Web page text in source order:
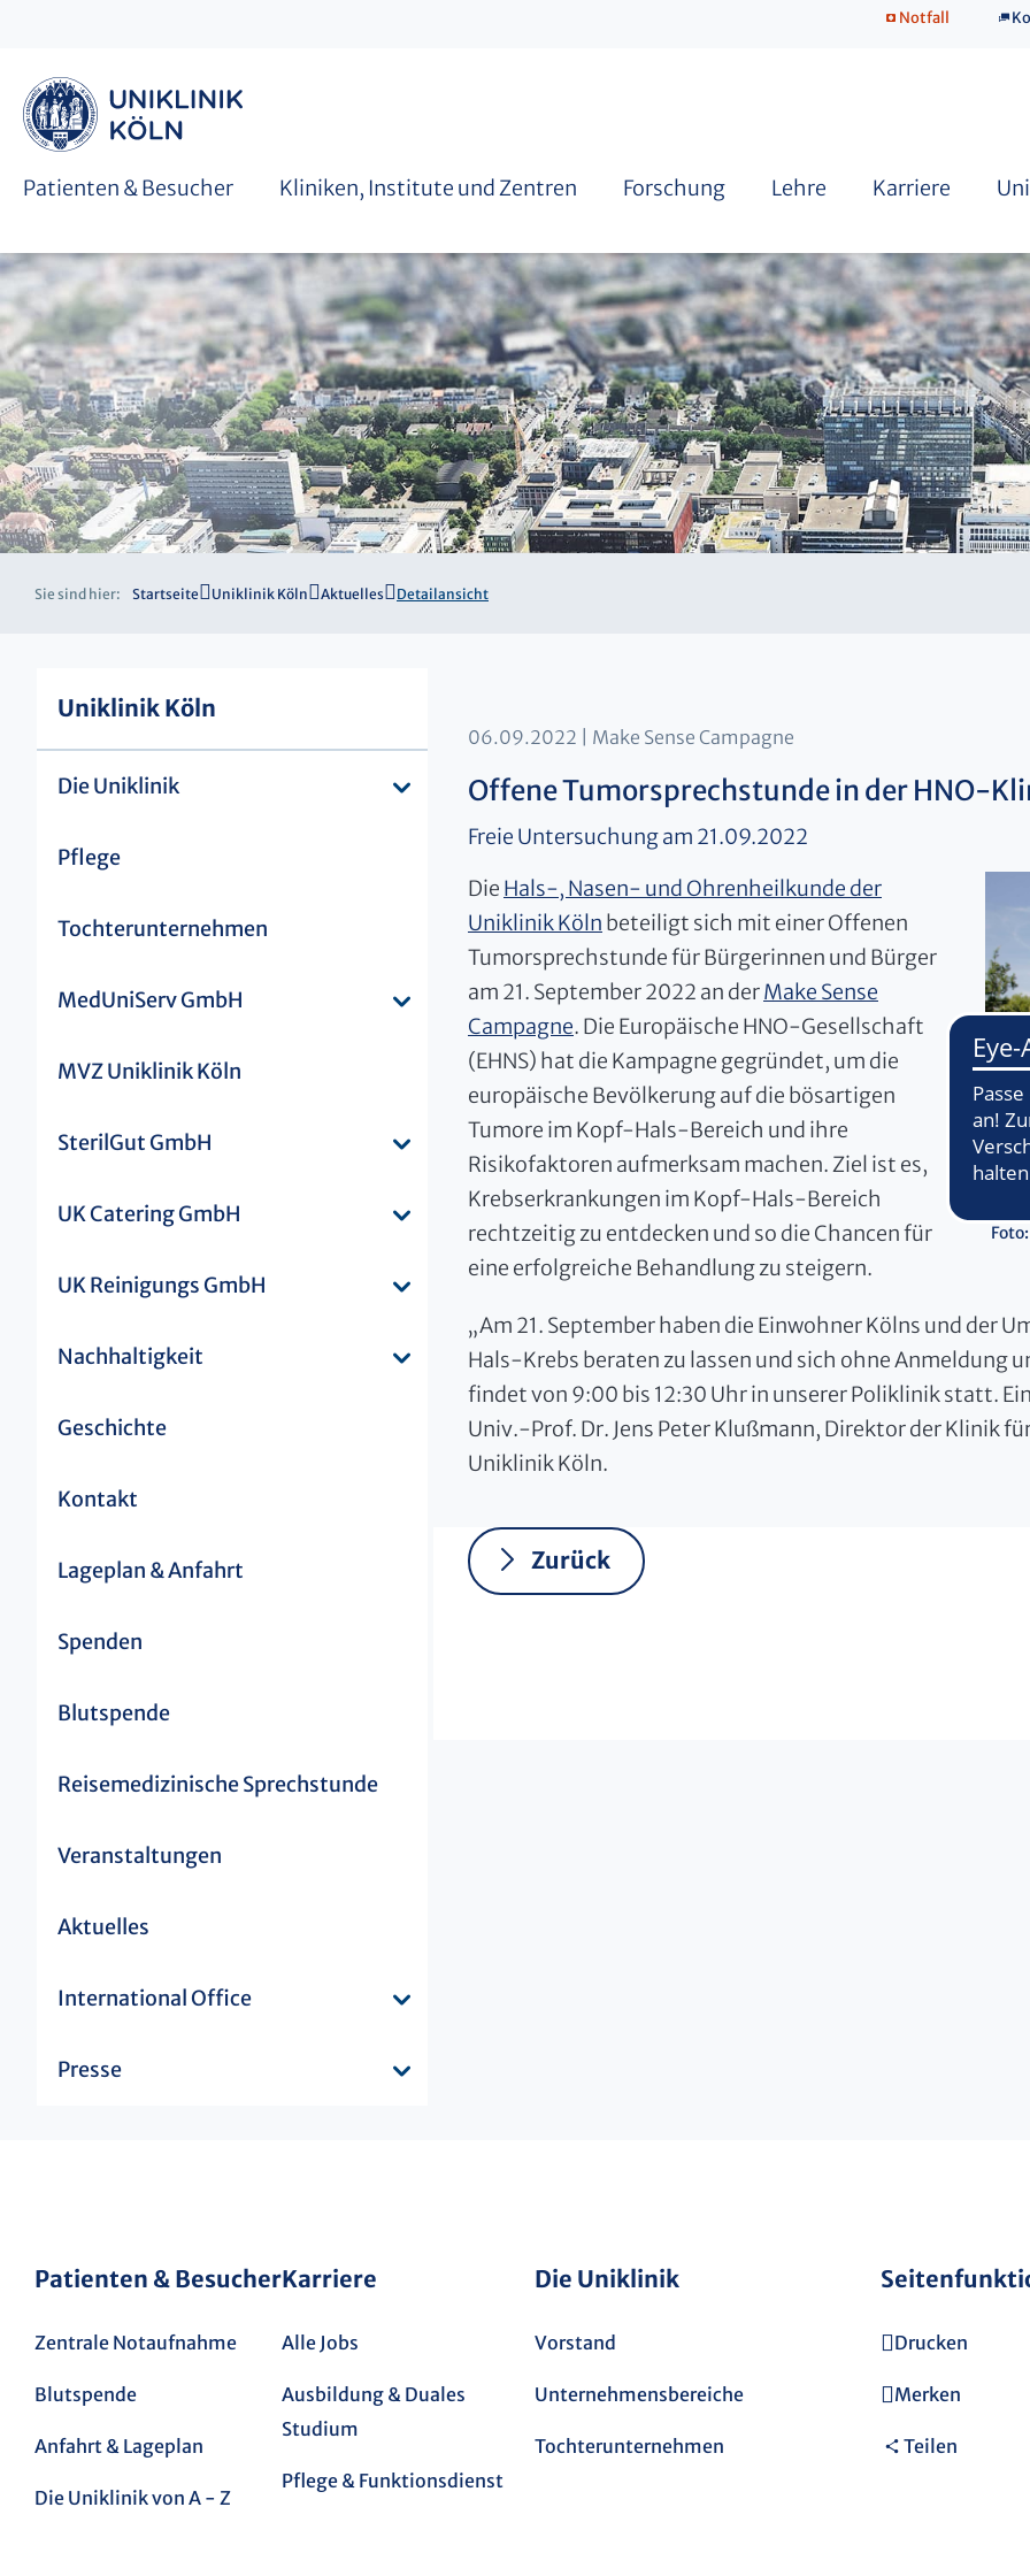
Notfall
Patienten & Besucher Kliniken, Institute und Zentren Forschung Lehre Karriere
Sie sind hier: Startseite Uniklinik Köln Aktuelles Detailansicht
Uniklinik Köln
Die Uniklinik
Pflege
Tochterunternehmen
MedUniServ GmbH
MVZ Uniklinik Köln
SterilGut GmbH
UK Catering GmbH
UK Reinigungs GmbH
Nachhaltigkeit
Geschichte
Kontakt
Lageplan & Anfahrt
Spenden
Blutspende
Reisemedizinische Sprechstunde
Veranstaltungen
Aktuelles
International Office
Presse
06.09.2022 Make Sense Campagne
Offene Tumorsprechstunde in der HNO-
Freie Untersuchung am 21.09.2022
Die Hals-, Nasen- und Ohrenheilkunde der
Uniklinik Köln beteiligt sich mit einer Offenen
Tumorsprechstunde für Bürgerinnen und Bürger
am 21. September 2022 an derMake Sense
Campagne. Die Europäische HNO-Gesellschaft
(EHNS) hat die Kampagne gegründet, um die
europäische Bevölkerung auf die bösartigen
Tumore im Kopf-Hals-Bereich und ihre
Risikofaktoren aufmerksam machen. Ziel ist es,
Krebserkrankungen im Kopf-Hals-Bereich
rechtzeitig zu entdecken und so die Chancen für
eine erfolgreiche Behandlung zu steigern.
„Am 21. September haben die Einwohner Kölns und der
Hals-Krebs beraten zu lassen und sich ohne Anmeldung
findet von 9:00 bis 12:30 Uhr in unserer Poliklinik statt.
Univ.-Prof. Dr. Jens Peter Klußmann, Direktor der Klinik
Uniklinik Köln.
Zurück
Patienten & Besucher
Zentrale Notaufnahme
Blutspende
Anfahrt & Lageplan
Die Uniklinik von A - Z
Karriere
Alle Jobs
Ausbildung & Duales
Studium
Pflege & Funktionsdienst
Die Uniklinik
Vorstand
Unternehmensbereiche
Tochterunternehmen
Drucken
Merken
Teilen